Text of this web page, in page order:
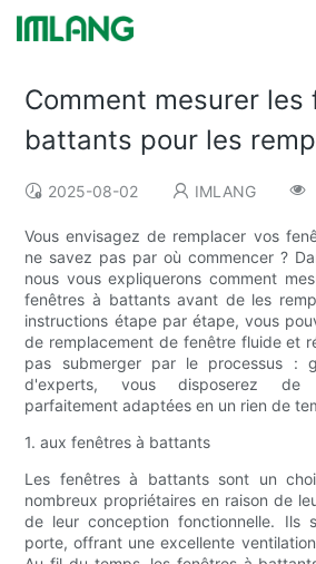
Comment mesurer les
battants pour les
2025-08-02 IMLANG
Vous envisagez de remplacer vos
ne savez pas par où commencer ?
nous vous expliquerons comment
fenêtres à battants avant de les
instructions étape par étape, vous
de remplacement de fenêtre fluide et
pas submerger par le processus :
d'experts, vous disposerez de
parfaitement adaptées en un rien de
1. aux fenêtres à battants
Les fenêtres à battants sont un
nombreux propriétaires en raison de
de leur conception fonctionnelle. Ils
porte, offrant une excellente